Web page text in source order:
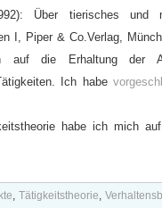
Über tierisches und
I, Piper & Co.Verlag,
auf die Erhaltung der
Ich habe
habe ich mich
, Tätigkeitstheorie,